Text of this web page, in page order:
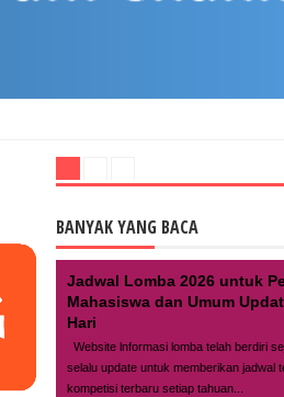
BANYAK YANG BACA
Jadwal Lomba 2026 untuk
Mahasiswa dan Umum
Hari
Website lnformasi lomba telah berdiri
selalu update untuk memberikan jadwal
kompetisi terbaru setiap tahuan...